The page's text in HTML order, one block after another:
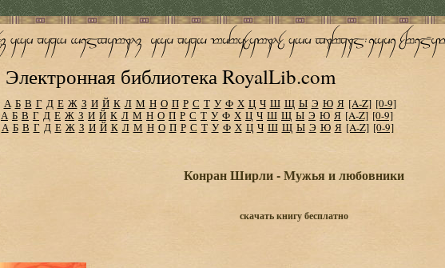
Электронная библиотека RoyalLib.com
А Б В Г Д Е Ж З И Й К Л М Н О П Р С Т У Ф Х Ц Ч Ш Щ Ы Э Ю Я [A-Z] [0-9]
А Б В Г Д Е Ж З И Й К Л М Н О П Р С Т У Ф Х Ц Ч Ш Щ Ы Э Ю Я [A-Z] [0-9]
А Б В Г Д Е Ж З И Й К Л М Н О П Р С Т У Ф Х Ц Ч Ш Щ Ы Э Ю Я [A-Z] [0-9]
Конран Ширли - Мужья и любовники
скачать книгу бесплатно